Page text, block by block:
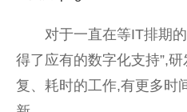
对于一直在等IT排期
得了应有的数字化支持”,
复、耗时的工作,有更多时